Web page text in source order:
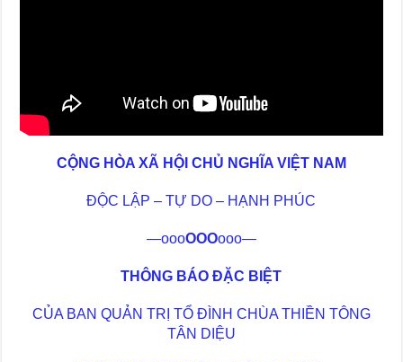
CỘNG HÒA XÃ HỘI CHỦ NGHĨA VIỆT NAM
ĐỘC LẬP – TỰ DO – HẠNH PHÚC
—oooOOOooo—
THÔNG BÁO ĐẶC BIỆT
CỦA BAN QUẢN TRỊ TỔ ĐÌNH CHÙA THIỀN TÔNG
TÂN DIỆU